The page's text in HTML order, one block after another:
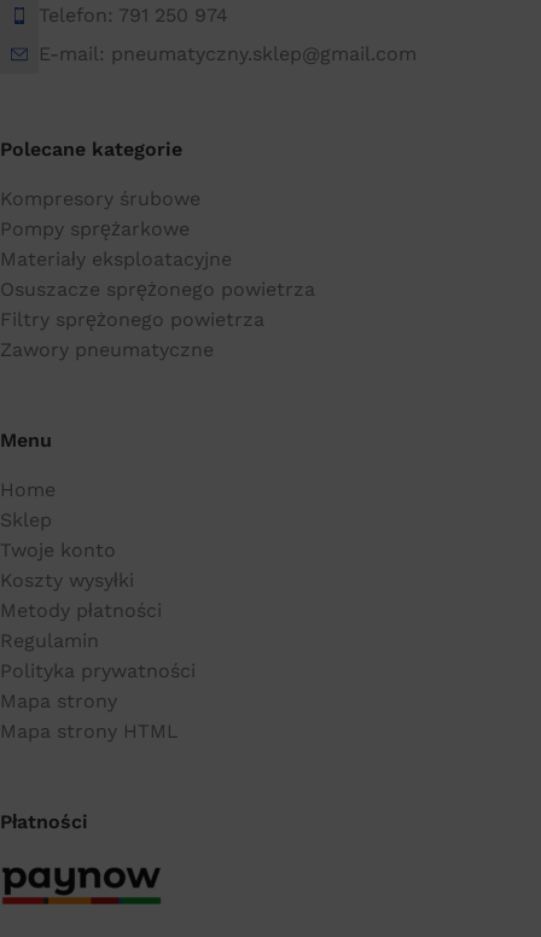
Telefon: 791 250 974
E-mail: pneumatyczny.sklep@gmail.com
Polecane kategorie
Kompresory śrubowe
Pompy sprężarkowe
Materiały eksploatacyjne
Osuszacze sprężonego powietrza
Filtry sprężonego powietrza
Zawory pneumatyczne
Menu
Home
Sklep
Twoje konto
Koszty wysyłki
Metody płatności
Regulamin
Polityka prywatności
Mapa strony
Mapa strony HTML
Płatności